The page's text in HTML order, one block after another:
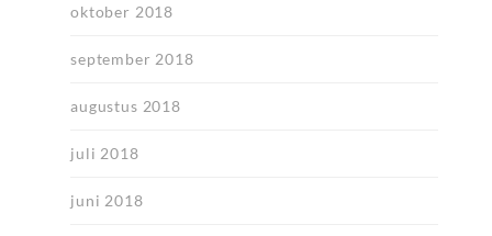
oktober 2018
september 2018
augustus 2018
juli 2018
juni 2018